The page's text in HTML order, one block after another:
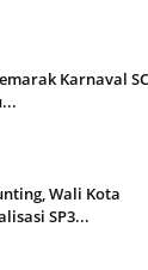
Karnaval
Wali Kota
SP3...